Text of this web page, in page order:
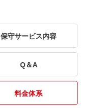
保守サービス内容
Q＆A
料金体系